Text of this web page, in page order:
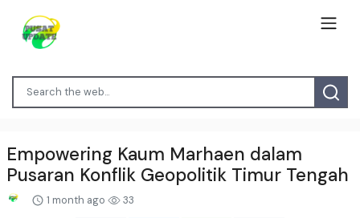
Empowering Kaum Marhaen dalam
Pusaran Konflik Geopolitik Timur Tengah
1 month ago 33